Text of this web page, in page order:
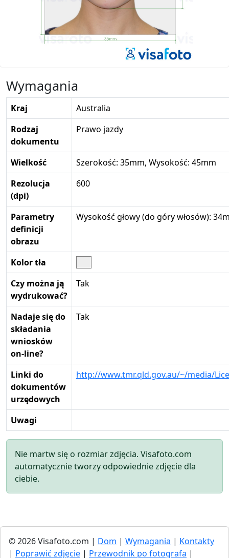
Wymagania
Kraj
Australia
Rodzaj
dokumentu
Prawo jazdy
Wielkość
Szerokość: 35mm, Wysokość: 45mm
Rezolucja
(dpi)
600
Parametry
definicji
obrazu
Wysokość głowy (do góry włosów):
Kolor tła
Czy można ją
wydrukować?
Tak
Nadaje się do
składania
wniosków
on-line?
Tak
Linki do
dokumentów
urzędowych
http://www.tmr.qld.gov.au/~/media/
Uwagi
Nie martw się o rozmiar zdjęcia. Visafoto.com
automatycznie tworzy odpowiednie zdjęcie dla
ciebie.
© 2026 Visafoto.com | Dom | Wymagania | Kontakty
| Poprawić zdjęcie | Przewodnik po fotografa |